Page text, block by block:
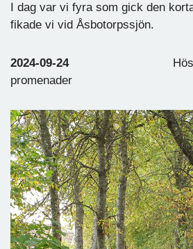
I dag var vi fyra som gick den
fikade vi vid Åsbotorpssjön.
2024-09-24Höstens
promenader